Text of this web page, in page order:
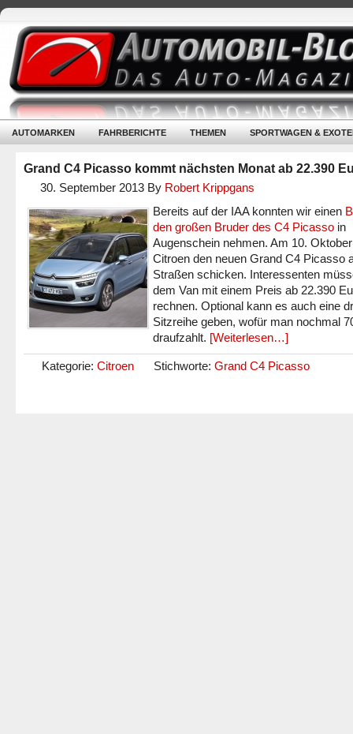
AUTOMARKEN FAHRBERICHTE THEMEN SPORTWAGEN &
Grand C4 Picasso kommt nächsten Monat ab 22.390
30. September 2013 By Robert Krippgans
Bereits auf der IAA konnten wir einen
den großen Bruder des C4 Picasso in
Augenschein nehmen. Am 10.
Citroen den neuen Grand C4 Picasso
Straßen schicken. Interessenten
dem Van mit einem Preis ab 22.390
rechnen. Optional kann es auch eine
Sitzreihe geben, wofür man nochmal
draufzahlt. [Weiterlesen…]
Kategorie: Citroen Stichworte: Grand C4 Picasso